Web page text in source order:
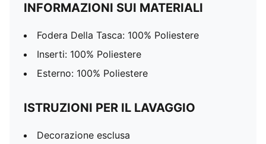
INFORMAZIONI SUI MATERIALI
Fodera Della Tasca: 100% Poliestere
Inserti: 100% Poliestere
Esterno: 100% Poliestere
ISTRUZIONI PER IL LAVAGGIO
Decorazione esclusa